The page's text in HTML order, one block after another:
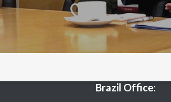
Brazil Office: